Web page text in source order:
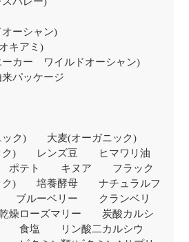
ーシャン)
キアミ)
ーカー ワイルドオーシャン)
パッケージ
ニック) 大麦(オーガニック)
ック) レンズ豆 ヒマワリ油
ポテト キヌア フラック
ック) 培養酵母 ナチュラルフ
) ブルーベリー クランベリ
ローズマリー 炭酸カルシ
食塩 リン酸二カルシウ